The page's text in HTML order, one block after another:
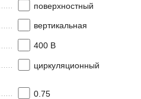
поверхностный
вертикальная
400 В
циркуляционный
0.75